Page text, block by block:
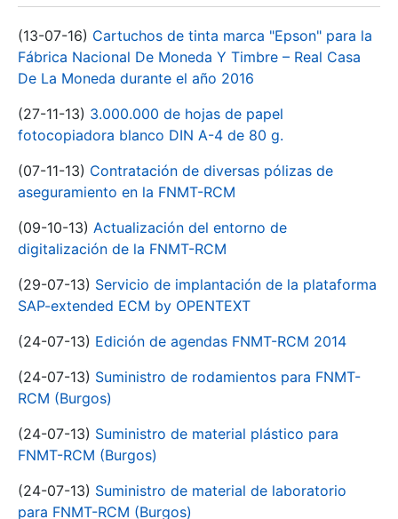
(13-07-16) Cartuchos de tinta marca "Epson" para la
Fábrica Nacional De Moneda Y Timbre – Real Casa
De La Moneda durante el año 2016
(27-11-13) 3.000.000 de hojas de papel
fotocopiadora blanco DIN A-4 de 80 g.
(07-11-13) Contratación de diversas pólizas de
aseguramiento en la FNMT-RCM
(09-10-13) Actualización del entorno de
digitalización de la FNMT-RCM
(29-07-13) Servicio de implantación de la plataforma
SAP-extended ECM by OPENTEXT
(24-07-13) Edición de agendas FNMT-RCM 2014
(24-07-13) Suministro de rodamientos para FNMT-
RCM (Burgos)
(24-07-13) Suministro de material plástico para
FNMT-RCM (Burgos)
(24-07-13) Suministro de material de laboratorio
para FNMT-RCM (Burgos)